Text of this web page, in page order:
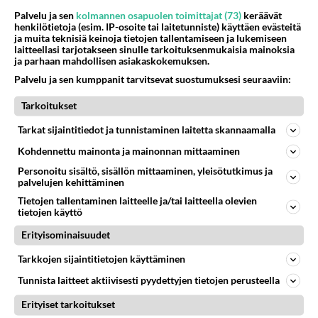
Tiesitkö? Martina Aitolehden isäpuoli on tämä suosittu laulaja
Martina Aitolehti on seurattu julkisuuden henkilö. Lähipiiriin mahtuu muitakin tunnettuja henkilöitä. Tiesitkö, että Ma
05.08.2026 07:23
Kotimaiset julkkisjuorut
1011
Mikä sinua ja kaivattuasi
04.08.2026 18:50
58
Mitä uskot hänen ajattelevan sinusta?
😇
66
906
Sinulle mies
890
Mitä töitä kaivattusi on tehnyt?
05.08.2026 13:25
Ikävä
63
840
Miia Heikkinen avautui !
Palvelu ja sen kolmannen osapuolen toimittajat (73) keräävät
henkilötietoja (esim. IP-osoite tai laitetunniste) käyttäen evästeitä
ja muita teknisiä keinoja tietojen tallentamiseen ja lukemiseen
laitteellasi tarjotakseen sinulle tarkoituksenmukaisia mainoksia
ja parhaan mahdollisen asiakaskokemuksen.
Palvelu ja sen kumppanit tarvitsevat suostumuksesi seuraaviin:
Tarkoitukset
Tarkat sijaintitiedot ja tunnistaminen laitetta skannaamalla
Kohdennettu mainonta ja mainonnan mittaaminen
Personoitu sisältö, sisällön mittaaminen, yleisötutkimus ja
palvelujen kehittäminen
Tietojen tallentaminen laitteelle ja/tai laitteella olevien
tietojen käyttö
Erityisominaisuudet
Tarkkojen sijaintitietojen käyttäminen
Tunnista laitteet aktiivisesti pyydettyjen tietojen perusteella
Erityiset tarkoitukset